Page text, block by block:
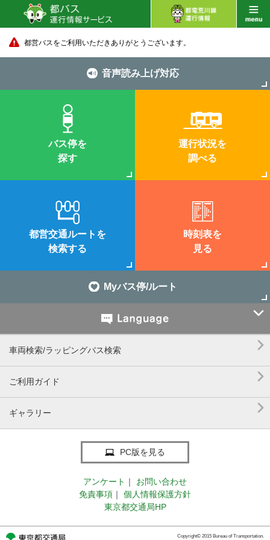
都営バスをご利用いただきありがとうございます。
音声読み上げ対応
バス停を
探す
運行状況を
調べる
都営交通ルートを
検索する
時刻表を
見る
Myバス停/ルート

車両検索/ラッピングバス検索 
ご利用ガイド 
ギャラリー 
PC版を見る
アンケート ｜
お問い合わせ
免責事項 ｜
個人情報保護方針
東京都交通局HP
Copyright© 2015 Bureau of Transportation.